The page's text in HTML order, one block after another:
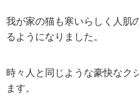
我が家の猫も寒いらしく人肌
るようになりました。
時々人と同じような豪快なク
ます。